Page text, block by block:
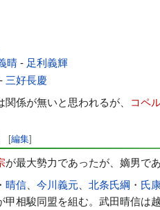
晴 - 足利義輝
- 三好長慶
関係が無いと思われるが、 コペ
[編集]
が最大勢力であったが、嫡男で
・ 晴信 今川義元 北条氏綱 ・ 氏
甲相駿同盟を組む。武田晴信は